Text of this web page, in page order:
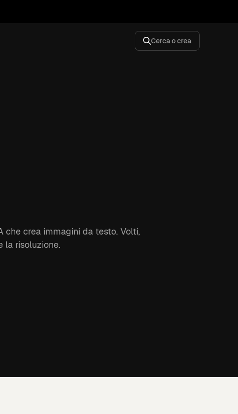
Cerca o crea
che crea immagini da testo. Volti,
la risoluzione.